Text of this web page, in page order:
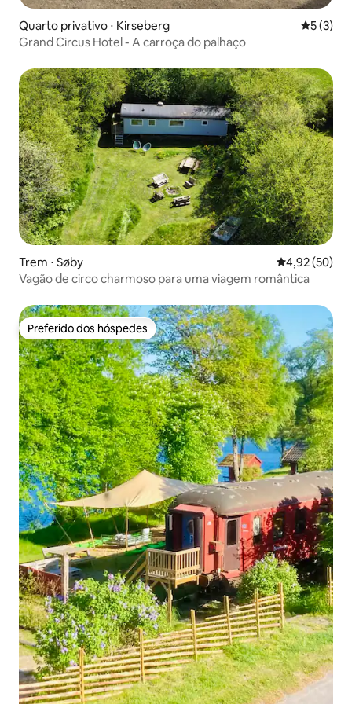
Quarto privativo ⋅ Kirseberg 5 de
5 (3)
Grand Circus Hotel - A carroça do palhaço
Trem ⋅ Søby 4,92 de uma
4,92 (50)
Vagão de circo charmoso para uma viagem romântica
Preferido dos hóspedes
Preferido dos hóspedes